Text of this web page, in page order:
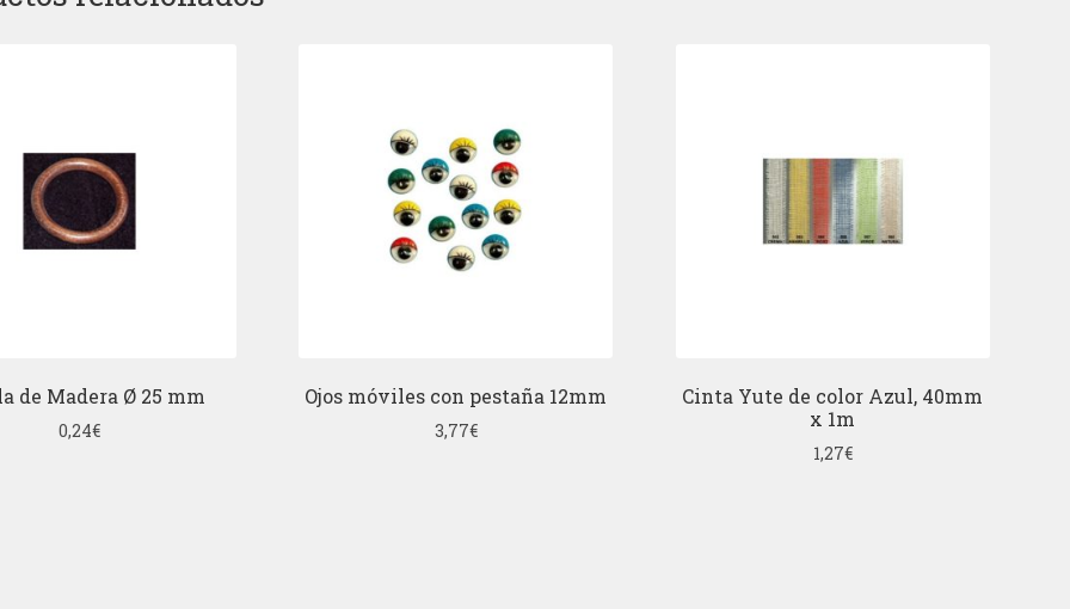
de Madera Ø 25 mm
0,24€
Ojos móviles con pestaña 12mm
3,77€
Cinta Yute de color Azul, 40mm
x 1m
1,27€